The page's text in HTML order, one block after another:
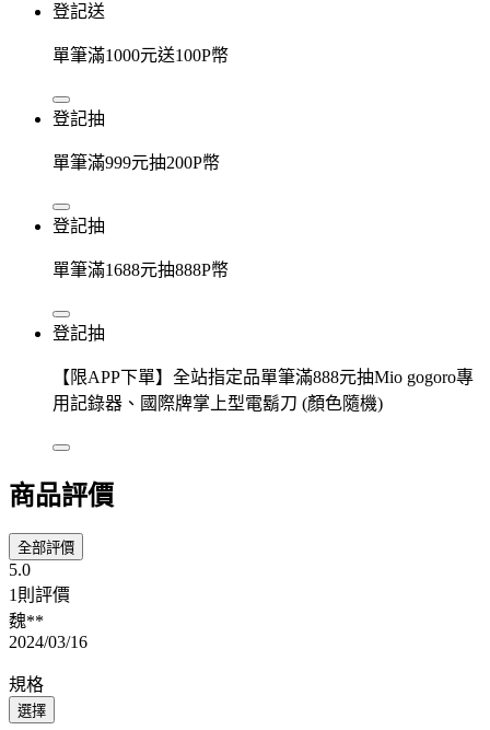
登記送
單筆滿1000元送100P幣
登記抽
單筆滿999元抽200P幣
登記抽
單筆滿1688元抽888P幣
登記抽
【限APP下單】全站指定品單筆滿888元抽Mio gogoro專
用記錄器、國際牌掌上型電鬍刀 (顏色隨機)
商品評價
全部評價
5.0
1則評價
魏**
2024/03/16
規格
選擇